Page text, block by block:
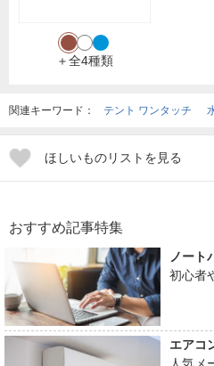
＋全4種類
関連キーワード： テント ワンタッチ
ほしいものリストを見る
おすすめ記事特集
ノート
初心者
エアコ
人気メ